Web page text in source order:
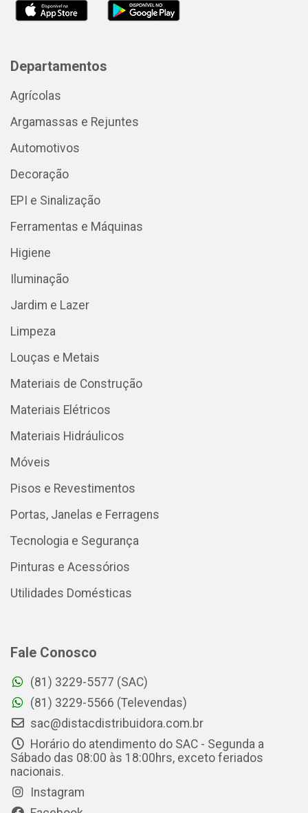
Departamentos
Agrícolas
Argamassas e Rejuntes
Automotivos
Decoração
EPI e Sinalização
Ferramentas e Máquinas
Higiene
Iluminação
Jardim e Lazer
Limpeza
Louças e Metais
Materiais de Construção
Materiais Elétricos
Materiais Hidráulicos
Móveis
Pisos e Revestimentos
Portas, Janelas e Ferragens
Tecnologia e Segurança
Pinturas e Acessórios
Utilidades Domésticas
Fale Conosco
(81) 3229-5577 (SAC)
(81) 3229-5566 (Televendas)
sac@distacdistribuidora.com.br
Horário do atendimento do SAC - Segunda a
Sábado das 08:00 às 18:00hrs, exceto feriados
nacionais.
Instagram